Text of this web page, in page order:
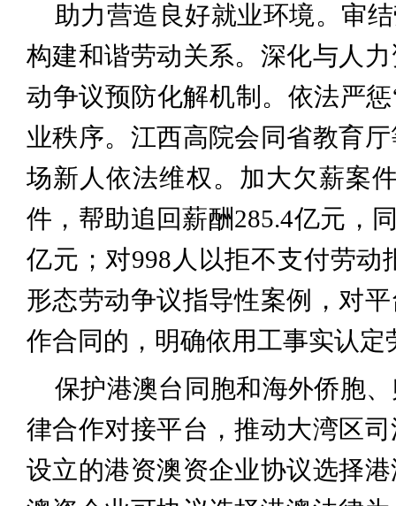
助力营造良好就业环境。审
构建和谐劳动关系。深化与人
动争议预防化解机制。依法严
业秩序。江西高院会同省教育
场新人依法维权。加大欠薪案
件，帮助追回薪酬285.4亿元，
亿元；对998人以拒不支付劳
形态劳动争议指导性案例，对
作合同的，明确依用工事实认
保护港澳台同胞和海外侨胞
律合作对接平台，推动大湾区
设立的港资澳资企业协议选择